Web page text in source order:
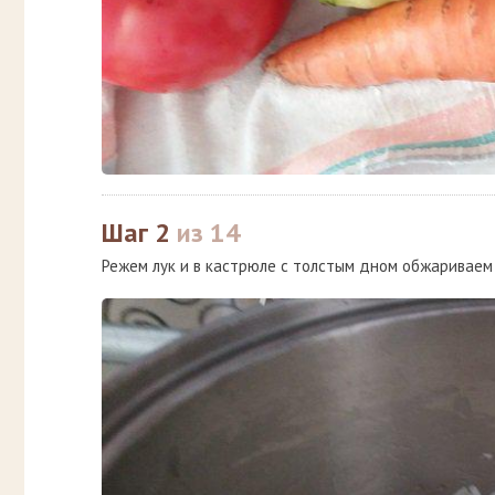
Шаг 2 из 14
Режем лук и в кастрюле с толстым дном обжариваем